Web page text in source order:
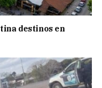
destinos en